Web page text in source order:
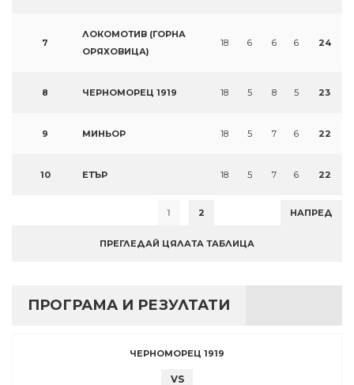
7
ЛОКОМОТИВ (ГОРНА
ОРЯХОВИЦА)
18 6 6 6 24
8 ЧЕРНОМОРЕЦ 1919 18 5 8 5 23
9 МИНЬОР 18 5 7 6 22
10 ЕТЪР 18 5 7 6 22
1 2 НАПРЕД
ПРЕГЛЕДАЙ ЦЯЛАТА ТАБЛИЦА
ПРОГРАМА И РЕЗУЛТАТИ
ЧЕРНОМОРЕЦ 1919
VS